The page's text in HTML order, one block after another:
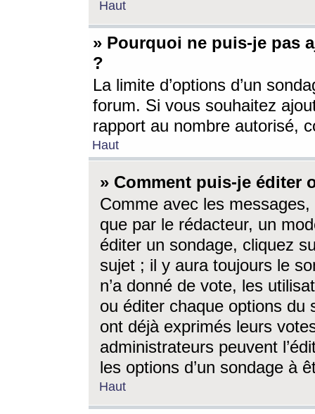
Haut
» Pourquoi ne puis-je pas
?
La limite d’options d’un
forum. Si vous souhaitez
rapport au nombre autorisé,
Haut
» Comment puis-je éditer
Comme avec les
que par le rédacteur, un
éditer un sondage, cliquez
sujet ; il y aura toujours le
n’a donné de vote, les
ou éditer chaque options du
ont déjà exprimés leurs
administrateurs peuvent
les options d’un sondage à
Haut